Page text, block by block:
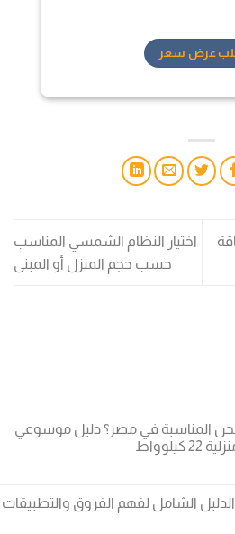
عرض سعر
اختيار النظام الشمسي المناسب
حسب حجم المنزل أو المبنى
المناسبة في مصر؟ دليل موسوعي